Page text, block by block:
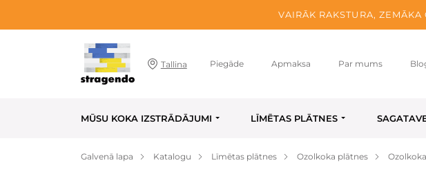
VAIRĀK RAKSTURA,
Tallina Piegāde Apmaksa Par mums
MŪSU KOKA IZSTRĀDĀJUMI LĪMĒTAS PLĀTNES
Galvenā lapa Katalogu Līmētas plātnes Ozolkoka plātnes